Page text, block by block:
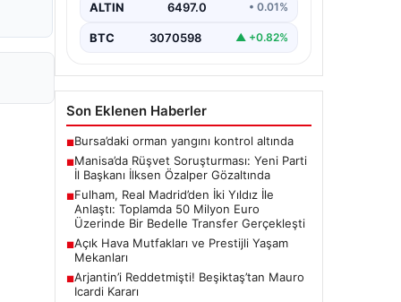
gözaltına…
ALTIN 6497.0 • 0.01%
BTC 3070598 ▲ +0.82%
Son Eklenen Haberler
■Bursa’daki orman yangını kontrol altında
■Manisa’da Rüşvet Soruşturması: Yeni Parti
İl Başkanı İlksen Özalper Gözaltında
■Fulham, Real Madrid’den İki Yıldız İle
Anlaştı: Toplamda 50 Milyon Euro
Üzerinde Bir Bedelle Transfer Gerçekleşti
■Açık Hava Mutfakları ve Prestijli Yaşam
Mekanları
■Arjantin’i Reddetmişti! Beşiktaş’tan Mauro
Icardi Kararı